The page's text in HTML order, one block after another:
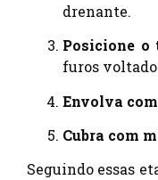
drenante.
Posicione o
furos
Envolva
Cubra com
Seguindo essas